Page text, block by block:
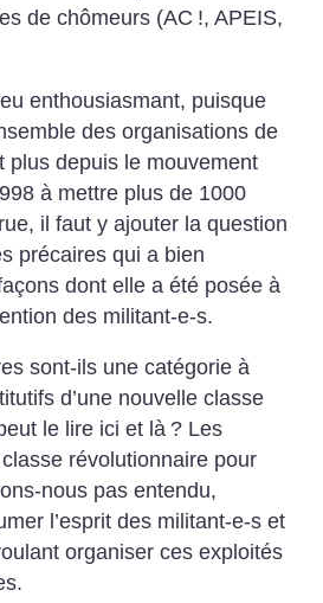
de chômeurs (AC !, APEIS,
enthousiasmant, puisque
des organisations de
plus depuis le mouvement
à mettre plus de 1000
il faut y ajouter la question
précaires qui a bien
dont elle a été posée à
des militant-e-s.
sont-ils une catégorie à
d’une nouvelle classe
le lire ici et là ? Les
révolutionnaire pour
nous pas entendu,
l’esprit des militant-e-s et
organiser ces exploités